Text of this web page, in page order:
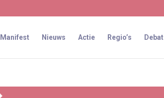
Manifest Nieuws Actie Regio’s Debat